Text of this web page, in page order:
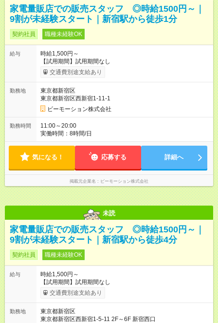
家電量販店での販売スタッフ ◎時給1500円～｜
9割が未経験スタート｜新宿駅から徒歩1分
契約社員 職種未経験OK
給与
時給1,500円～
【試用期間】試用期間なし
交通費別途支給あり
勤務地
東京都新宿区
東京都新宿区西新宿1-11-1
ビーモーション株式会社
勤務時間
11:00～20:00
実働時間：8時間/日
気になる！ 応募する 詳細へ
掲載元企業名 ビーモーション株式会社
未読
家電量販店での販売スタッフ ◎時給1500円～｜
9割が未経験スタート｜新宿駅から徒歩4分
契約社員 職種未経験OK
給与
時給1,500円～
【試用期間】試用期間なし
交通費別途支給あり
勤務地
東京都新宿区
東京都新宿区西新宿1-5-11 2F～6F 新宿西口